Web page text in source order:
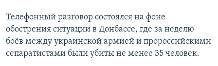
Телефонный разговор состоялся на фоне
обострения ситуации в Донбассе, где за неделю
боёв между украинской армией и пророссийскими
сепаратистами были убиты не менее 35 человек.